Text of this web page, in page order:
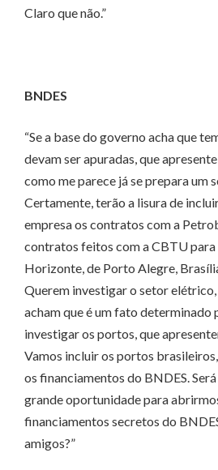
Claro que não.”
BNDES
“Se a base do governo acha que
devam ser apuradas, que
como me parece já se prepara um
Certamente, terão a lisura de
empresa os contratos com a
contratos feitos com a CBTU para
Horizonte, de Porto Alegre,
Querem investigar o setor elétrico,
acham que é um fato determinado
investigar os portos, que
Vamos incluir os portos
os financiamentos do BNDES.
grande oportunidade para
financiamentos secretos do
amigos?”